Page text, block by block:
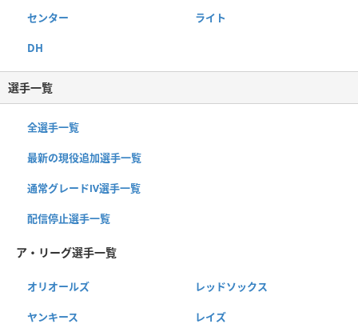
センター ライト
DH
選手一覧
全選手一覧
最新の現役追加選手一覧
通常グレードⅣ選手一覧
配信停止選手一覧
ア・リーグ選手一覧
オリオールズ レッドソックス
ヤンキース レイズ